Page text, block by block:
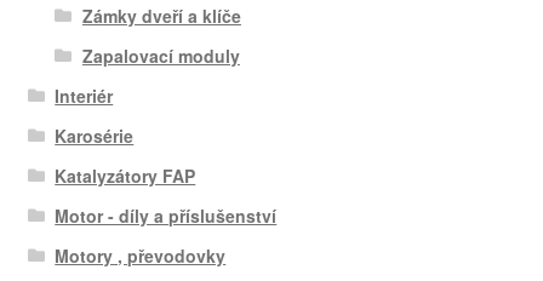
Zámky dveří a klíče
Zapalovací moduly
Interiér
Karosérie
Katalyzátory FAP
Motor - díly a příslušenství
Motory , převodovky